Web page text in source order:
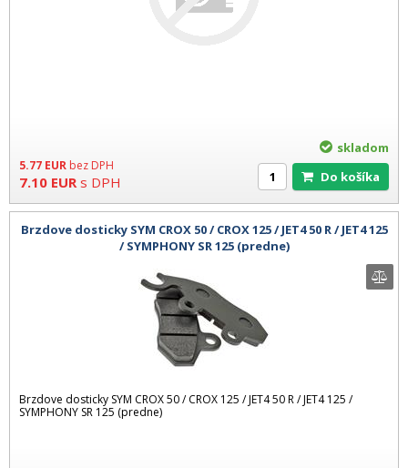
5.77 EUR bez DPH
7.10 EUR s DPH
skladom
Do košíka
Brzdove dosticky SYM CROX 50 / CROX 125 / JET4 50 R / JET4 125
/ SYMPHONY SR 125 (predne)
Brzdove dosticky SYM CROX 50 / CROX 125 / JET4 50 R / JET4 125 /
SYMPHONY SR 125 (predne)